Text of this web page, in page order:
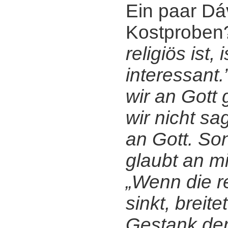
Ein paar
religiös ist,
wir an Gott
wir nicht
an Gott.
glaubt an
„Wenn die
sinkt,